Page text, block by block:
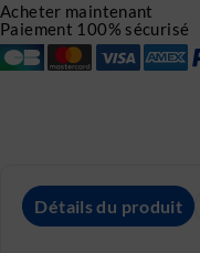
Acheter maintenant
Paiement 100% sécurisé
Détails du produit